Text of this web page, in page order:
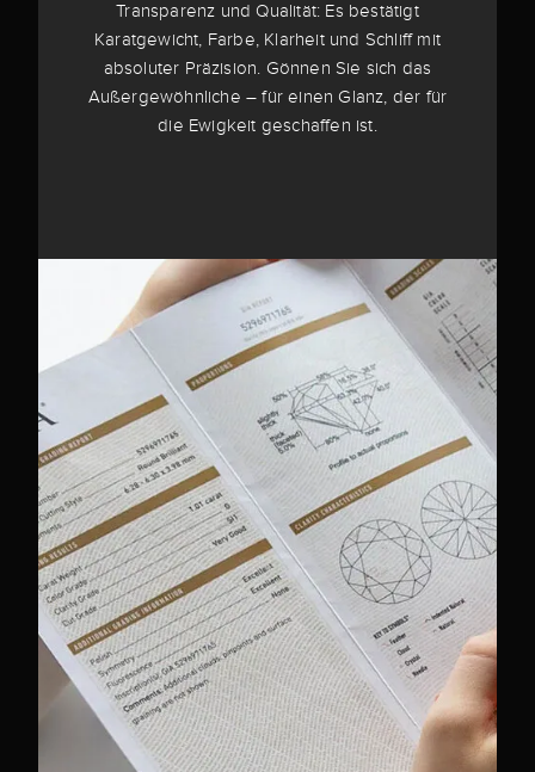
Transparenz und Qualität: Es bestätigt
Karatgewicht, Farbe, Klarheit und Schliff mit
absoluter Präzision. Gönnen Sie sich das
Außergewöhnliche – für einen Glanz, der für
die Ewigkeit geschaffen ist.